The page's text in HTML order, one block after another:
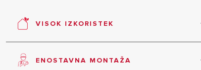
VISOK IZKORISTEK
Toplotna črpalka je ogrevalni sistem, ki se je v
primerjavi s starejšimi rešitvami izkazal s svojo
učinkovitostjo in vzdržljivostjo. Zagotavlja
ENOSTAVNA MONTAŽA